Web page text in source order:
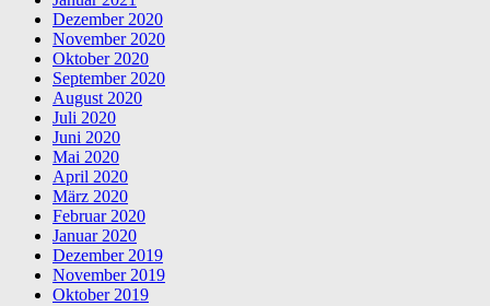
Dezember 2020
November 2020
Oktober 2020
September 2020
August 2020
Juli 2020
Juni 2020
Mai 2020
April 2020
März 2020
Februar 2020
Januar 2020
Dezember 2019
November 2019
Oktober 2019